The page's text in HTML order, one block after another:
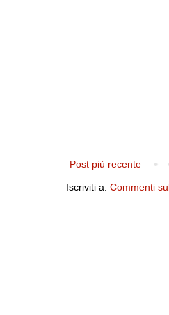
Post più recente
Iscriviti a: Commenti